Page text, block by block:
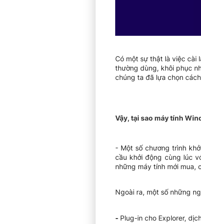
Có một sự thật là việc cài
thường dùng, khôi phục
chúng ta đã lựa chọn
Vậy, tại sao máy tính
- Một số chương trình
cầu khởi động cùng lúc
những máy tính mới mua,
Ngoài ra, một số những
- Plug-in cho Explorer,